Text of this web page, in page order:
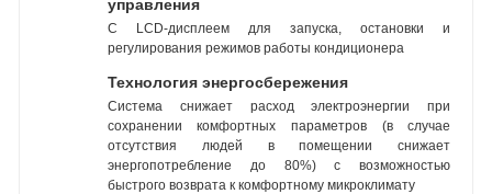
управления
С LCD-дисплеем для запуска, остановки и
регулирования режимов работы кондиционера
Технология энергосбережения
Система снижает расход электроэнергии при
сохранении комфортных параметров (в случае
отсутствия людей в помещении снижает
энергопотребление до 80%) с возможностью
быстрого возврата к комфортному микроклимату